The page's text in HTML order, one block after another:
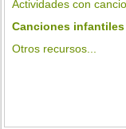
Actividades con
Canciones
Otros recursos...